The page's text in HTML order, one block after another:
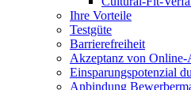
Ihre Vorteile
Testgüte
Barrierefreiheit
Akzeptanz von Online-
Einsparungspotenzial
Anbindung